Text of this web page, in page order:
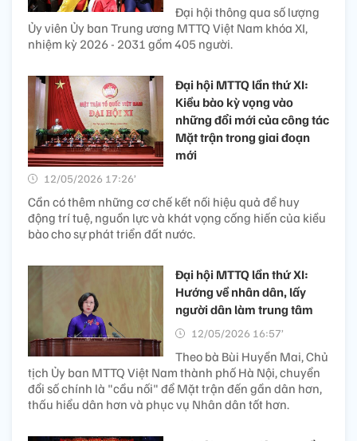
Đại hội thông qua số lượng
Ủy viên Ủy ban Trung ương MTTQ Việt Nam khóa XI,
nhiệm kỳ 2026 - 2031 gồm 405 người.
Đại hội MTTQ lần thứ XI:
Kiều bào kỳ vọng vào
những đổi mới của công tác
Mặt trận trong giai đoạn
mới
12/05/2026 17:26’
Cần có thêm những cơ chế kết nối hiệu quả để huy
động trí tuệ, nguồn lực và khát vọng cống hiến của kiều
bào cho sự phát triển đất nước.
Đại hội MTTQ lần thứ XI:
Hướng về nhân dân, lấy
người dân làm trung tâm
12/05/2026 16:57’
Theo bà Bùi Huyền Mai, Chủ
tịch Ủy ban MTTQ Việt Nam thành phố Hà Nội, chuyển
đổi số chính là "cầu nối" để Mặt trận đến gần dân hơn,
thấu hiểu dân hơn và phục vụ Nhân dân tốt hơn.